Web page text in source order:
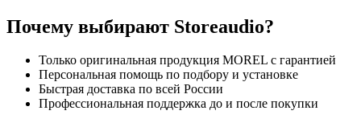
Почему выбирают Storeaudio?
Только оригинальная продукция MOREL с гарантией
Персональная помощь по подбору и установке
Быстрая доставка по всей России
Профессиональная поддержка до и после покупки